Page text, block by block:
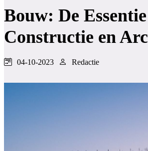
Bouw: De
Constructie en
04-10-2023 Redactie